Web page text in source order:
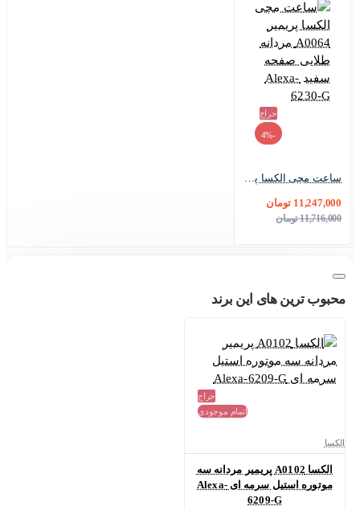
حراج
-4%
ساعت مچی الکسا پریمیر A0064 مردانه طلایی صفحه سفید Alexa-6230-G
11,247,000 تومان
11,716,000 تومان
محبوب ترین های این برند
حراج
اتمام موجودی
الکسا
الکسا A0102 پریمیر مردانه سه
موتوره استیل سرمه ای Alexa-
6209-G